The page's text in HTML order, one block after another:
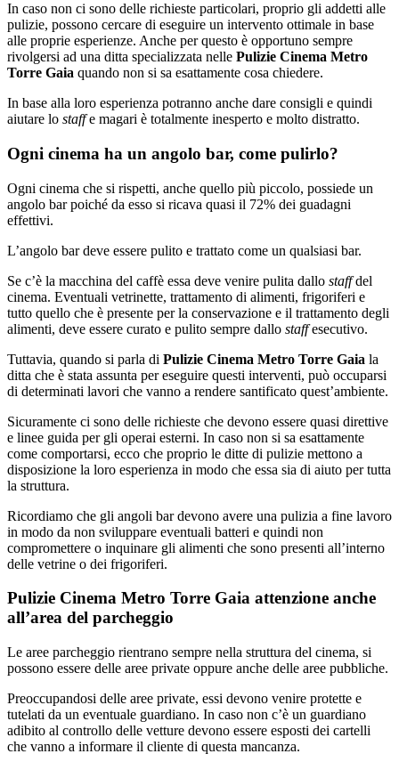
In caso non ci sono delle richieste particolari, proprio gli addetti alle
pulizie, possono cercare di eseguire un intervento ottimale in base
alle proprie esperienze. Anche per questo è opportuno sempre
rivolgersi ad una ditta specializzata nelle Pulizie Cinema Metro
Torre Gaia quando non si sa esattamente cosa chiedere.
In base alla loro esperienza potranno anche dare consigli e quindi
aiutare lo staffe magari è totalmente inesperto e molto distratto.
Ogni cinema ha un angolo bar, come pulirlo?
Ogni cinema che si rispetti, anche quello più piccolo, possiede un
angolo bar poiché da esso si ricava quasi il 72% dei guadagni
effettivi.
L’angolo bar deve essere pulito e trattato come un qualsiasi bar.
Se c’è la macchina del caffè essa deve venire pulita dallo staffdel
cinema. Eventuali vetrinette, trattamento di alimenti, frigoriferi e
tutto quello che è presente per la conservazione e il trattamento degli
alimenti, deve essere curato e pulito sempre dallo staffesecutivo.
Tuttavia, quando si parla di Pulizie Cinema Metro Torre Gaia la
ditta che è stata assunta per eseguire questi interventi, può occuparsi
di determinati lavori che vanno a rendere santificato quest’ambiente.
Sicuramente ci sono delle richieste che devono essere quasi direttive
e linee guida per gli operai esterni. In caso non si sa esattamente
come comportarsi, ecco che proprio le ditte di pulizie mettono a
disposizione la loro esperienza in modo che essa sia di aiuto per tutta
la struttura.
Ricordiamo che gli angoli bar devono avere una pulizia a fine lavoro
in modo da non sviluppare eventuali batteri e quindi non
compromettere o inquinare gli alimenti che sono presenti all’interno
delle vetrine o dei frigoriferi.
Pulizie Cinema Metro Torre Gaia attenzione anche
all’area del parcheggio
Le aree parcheggio rientrano sempre nella struttura del cinema, si
possono essere delle aree private oppure anche delle aree pubbliche.
Preoccupandosi delle aree private, essi devono venire protette e
tutelati da un eventuale guardiano. In caso non c’è un guardiano
adibito al controllo delle vetture devono essere esposti dei cartelli
che vanno a informare il cliente di questa mancanza.